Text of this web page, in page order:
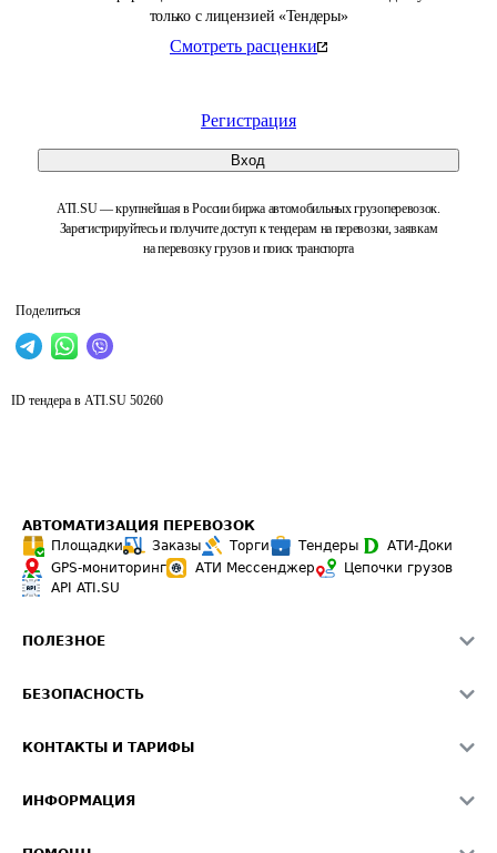
только с лицензией «Тендеры»
Смотреть расценки
Регистрация
Вход
ATI.SU — крупнейшая в России биржа автомобильных грузоперевозок.
Зарегистрируйтесь и получите доступ к тендерам на перевозки, заявкам
на перевозку грузов и поиск транспорта
Поделиться
ID тендера в ATI.SU 50260
АВТОМАТИЗАЦИЯ ПЕРЕВОЗОК
Площадки
Заказы Торги Тендеры
АТИ-Доки
GPS-мониторинг
АТИ Мессенджер
Цепочки грузов
API ATI.SU
ПОЛЕЗНОЕ
Звезды ATI.SU на вашем сайте
Средние ставки
БЕЗОПАСНОСТЬ
Светофор+
КОНТАКТЫ И ТАРИФЫ
Реклама на сайте
ИНФОРМАЦИЯ